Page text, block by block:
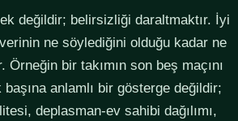
değildir; belirsizliği daraltmaktır. İyi
ne söylediğini olduğu kadar ne
bir takımın son beş maçını
başına anlamlı bir gösterge değildir;
deplasman-ev sahibi dağılımı,